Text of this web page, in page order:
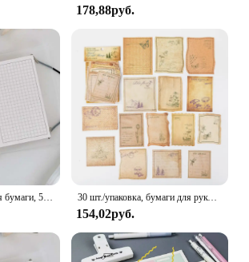
178,88руб.
30 шт./упаковка, бумаги для рукоделия в винтажном стиле
154,02руб.